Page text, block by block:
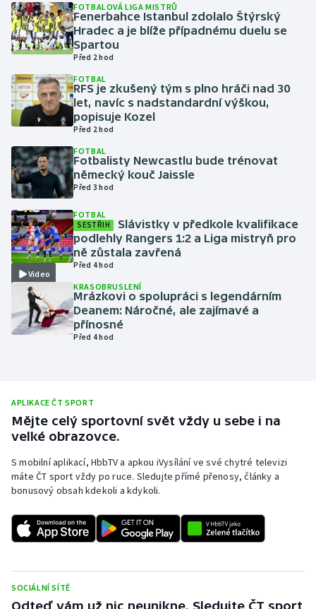
Házená
Jezdectví
Judo
Krasobruslení
Lezení
Lyže a snowboard
Moderní pětiboj
Motorsport
Olympijské hry
Parasport
Ragby
Rychlobruslení
Rychlostní kanoistika
Short track
Stolní tenis
FOTBALOVÁ LIGA MISTRŮ
Fenerbahce Istanbul zdolalo Štýrský
Hradec a je blíže případnému duelu se
Spartou
Před 2 hod
FOTBAL
RFS je zkušený tým s plno hráči nad 30
let, navíc s nadstandardní výškou,
popisuje Kozel
Před 2 hod
FOTBAL
Fotbalisty Newcastlu bude trénovat
německý kouč Jaissle
Před 3 hod
Video
FOTBAL
SESTŘIH
Slávistky v předkole kvalifikace
podlehly Rangers 1:2 a Liga mistryň pro
ně zůstala zavřená
Před 4 hod
KRASOBRUSLENÍ
Mrázkovi o spolupráci s legendárním
Deanem: Náročné, ale zajímavé a
přínosné
Před 4 hod
APLIKACE ČT SPORT
Mějte celý sportovní svět vždy u sebe i na
velké obrazovce.
S mobilní aplikací, HbbTV a apkou iVysílání ve své chytré televizi
máte ČT sport vždy po ruce. Sledujte přímé přenosy, články a
bonusový obsah kdekoli a kdykoli.
SOCIÁLNÍ SÍTĚ